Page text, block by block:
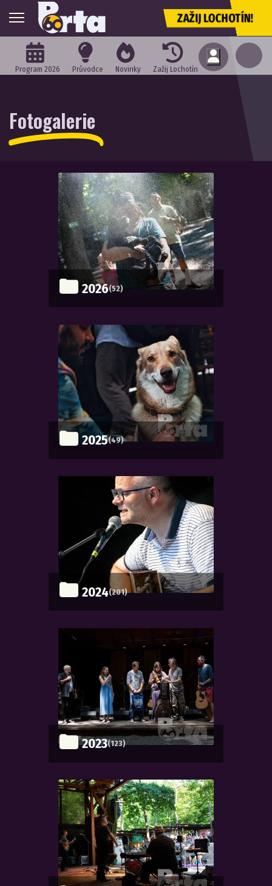
ZAŽIJ LOCHOTÍN!
Program 2026 Průvodce Novinky Zažij Lochotín
Fotogalerie
2026(52)
2025(49)
2024(201)
2023(123)